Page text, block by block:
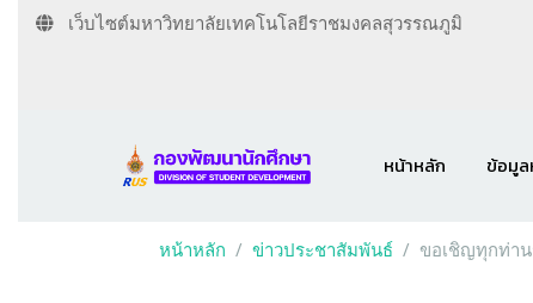
เว็บไซต์มหาวิทยาลัยเทคโนโลยีราชมงคลสุวรรณภูมิ
หน้าหลัก ข้อมู
หน้าหลัก ข่าวประชาสัมพันธ์ ขอเชิญทุกท่าน